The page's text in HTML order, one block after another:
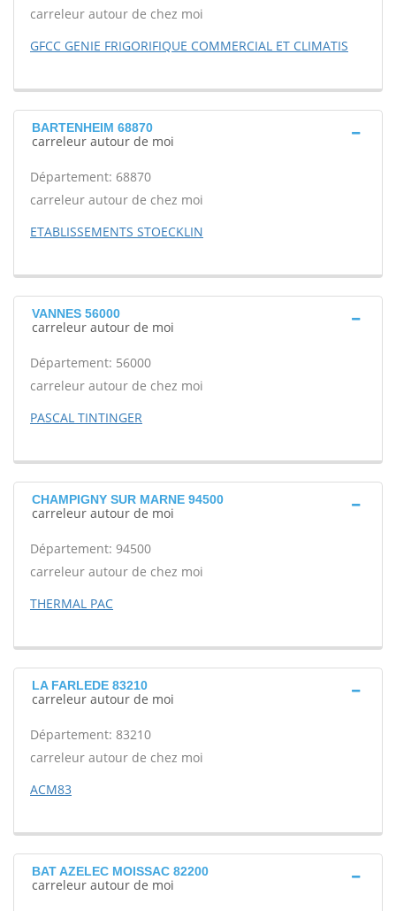
carreleur autour de chez moi
GFCC GENIE FRIGORIFIQUE COMMERCIAL ET CLIMATIS
BARTENHEIM 68870
carreleur autour de moi
Département: 68870
carreleur autour de chez moi
ETABLISSEMENTS STOECKLIN
VANNES 56000
carreleur autour de moi
Département: 56000
carreleur autour de chez moi
PASCAL TINTINGER
CHAMPIGNY SUR MARNE 94500
carreleur autour de moi
Département: 94500
carreleur autour de chez moi
THERMAL PAC
LA FARLEDE 83210
carreleur autour de moi
Département: 83210
carreleur autour de chez moi
ACM83
BAT AZELEC MOISSAC 82200
carreleur autour de moi